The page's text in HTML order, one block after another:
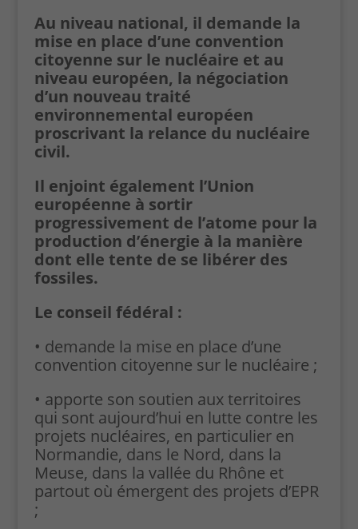
Au niveau national, il demande la
mise en place d’une convention
citoyenne sur le nucléaire et au
niveau européen, la négociation
d’un nouveau traité
environnemental européen
proscrivant la relance du nucléaire
civil.
Il enjoint également l’Union
européenne à sortir
progressivement de l’atome pour la
production d’énergie à la manière
dont elle tente de se libérer des
fossiles.
Le conseil fédéral :
• demande la mise en place d’une
convention citoyenne sur le nucléaire ;
• apporte son soutien aux territoires
qui sont aujourd’hui en lutte contre les
projets nucléaires, en particulier en
Normandie, dans le Nord, dans la
Meuse, dans la vallée du Rhône et
partout où émergent des projets d’EPR
;
Cookies
Ces cookies
techniques
permettent la
préférences
en matière de
Contenus
externes
Ces cookies
sont
nécessaires